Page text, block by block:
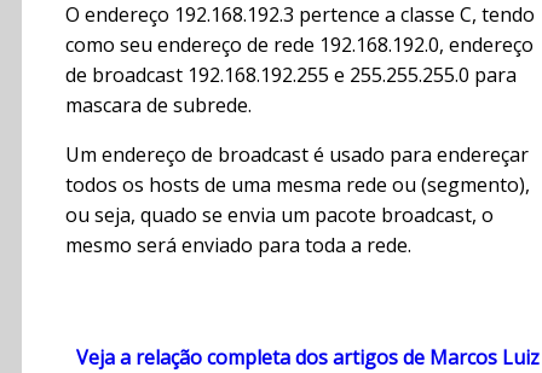
O endereço 192.168.192.3 pertence a classe C, tendo
como seu endereço de rede 192.168.192.0, endereço
de broadcast 192.168.192.255 e 255.255.255.0 para
mascara de subrede.
Um endereço de broadcast é usado para endereçar
todos os hosts de uma mesma rede ou (segmento),
ou seja, quado se envia um pacote broadcast, o
mesmo será enviado para toda a rede.
Veja a relação completa dos artigos de Marcos Luiz